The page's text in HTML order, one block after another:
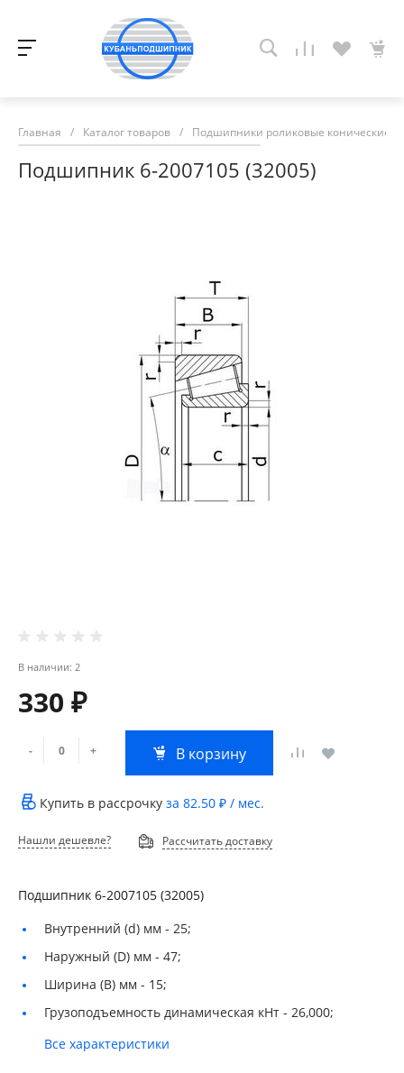
Главная / Каталог товаров / Подшипники роликовые конические
Подшипник 6-2007105 (32005)
В наличии: 2
330 ₽
- + В корзину
Купить в рассрочку за 82.50 ₽ / мес.
Нашли дешевле? Рассчитать доставку
Подшипник 6-2007105 (32005)
Внутренний (d) мм - 25;
Наружный (D) мм - 47;
Ширина (B) мм - 15;
Грузоподъемность динамическая кНт - 26,000;
Все характеристики